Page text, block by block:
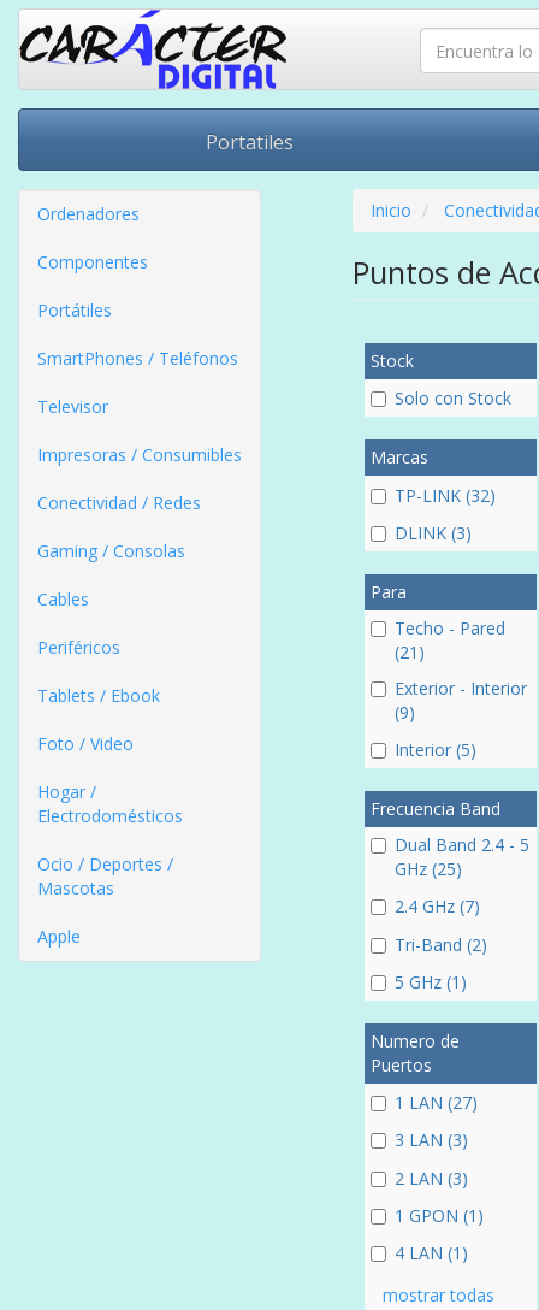
Portatiles
Ordenadores
Componentes
Portátiles
SmartPhones / Teléfonos
Televisor
Impresoras / Consumibles
Conectividad / Redes
Gaming / Consolas
Cables
Periféricos
Tablets / Ebook
Foto / Video
Hogar /
Electrodomésticos
Ocio / Deportes /
Mascotas
Apple
Inicio
Puntos de
Stock
Solo con Stock
Marcas
TP-LINK (32)
DLINK (3)
Para
Techo - Pared
(21)
Exterior - Interior
(9)
Interior (5)
Frecuencia Band
Dual Band 2.4 - 5
GHz (25)
2.4 GHz (7)
Tri-Band (2)
5 GHz (1)
Numero de
Puertos
1 LAN (27)
3 LAN (3)
2 LAN (3)
1 GPON (1)
4 LAN (1)
mostrar todas